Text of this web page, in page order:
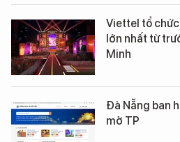
Viettel tổ
lớn nhất từ
Minh
Đà Nẵng ban
mở TP